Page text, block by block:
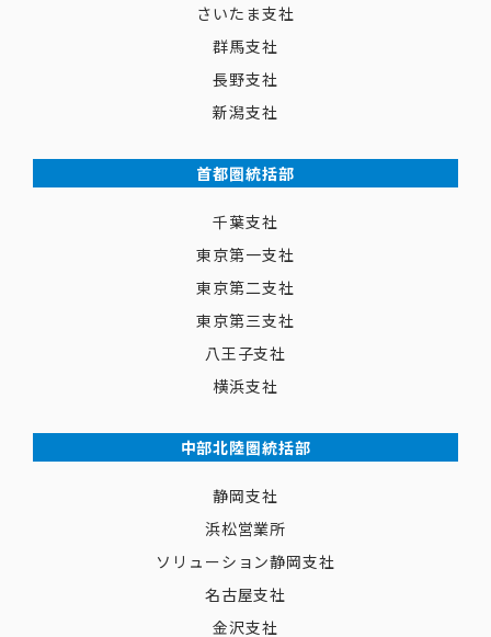
さいたま支社
群馬支社
長野支社
新潟支社
首都圏統括部
千葉支社
東京第一支社
東京第二支社
東京第三支社
八王子支社
横浜支社
中部北陸圏統括部
静岡支社
浜松営業所
ソリューション静岡支社
名古屋支社
金沢支社